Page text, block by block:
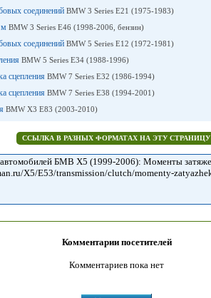
соединений BMW 3 Series E21 (1975-1983)
BMW 3 Series E46 (1998-2006, бензин)
соединений BMW 5 Series E12 (1972-1981)
BMW 5 Series E34 (1988-1996)
сцепления BMW 7 Series E32 (1986-1994)
сцепления BMW 7 Series E38 (1994-2001)
BMW X3 E83 (2003-2010)
ССЫЛКА В РАЗНЫХ ФОРМАТАХ НА ЭТУ СТРАНИЦУ
Комментарии посетителей
Комментариев пока нет